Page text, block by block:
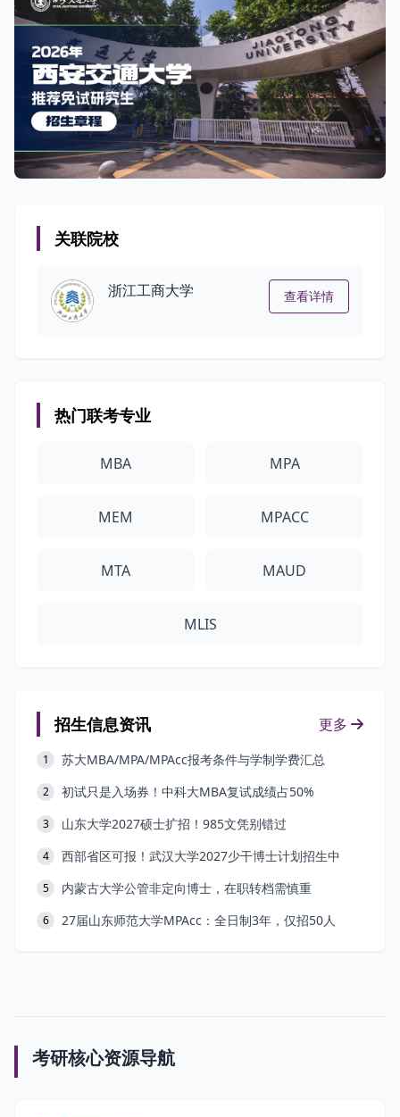
关联院校
浙江工商大学 查看详情
热门联考专业
MBA MPA
MEM MPACC
MTA MAUD
MLIS
招生信息资讯 更多
1 苏大MBA/MPA/MPAcc报考条件与学制学费汇总
2 初试只是入场券！中科大MBA复试成绩占50%
3 山东大学2027硕士扩招！985文凭别错过
4 西部省区可报！武汉大学2027少干博士计划招生中
5 内蒙古大学公管非定向博士，在职转档需慎重
6 27届山东师范大学MPAcc：全日制3年，仅招50人
考研核心资源导航